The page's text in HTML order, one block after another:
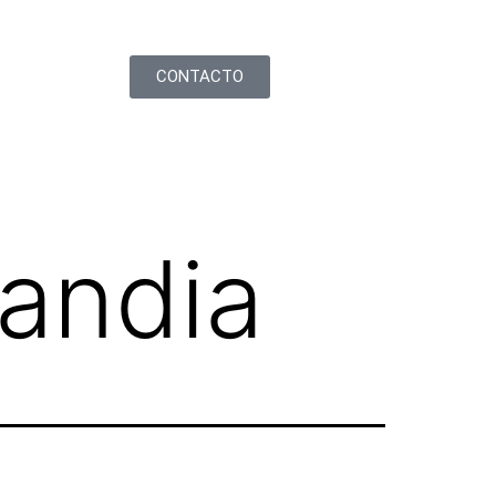
CONTACTO